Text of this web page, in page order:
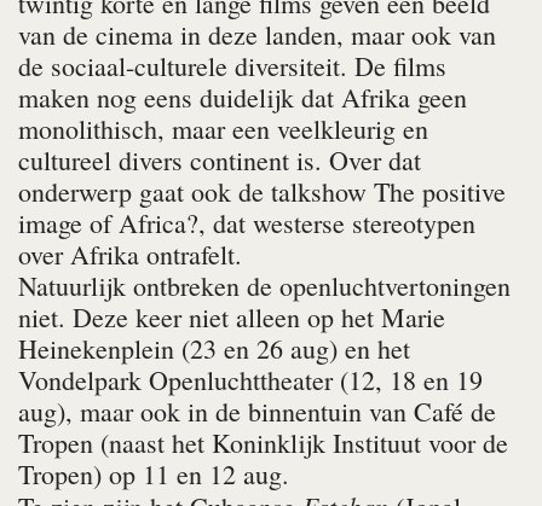
van de cinema in deze landen, maar ook van
de sociaal-culturele diversiteit. De films
maken nog eens duidelijk dat Afrika geen
monolithisch, maar een veelkleurig en
cultureel divers continent is. Over dat
onderwerp gaat ook de talkshow The positive
image of Africa?, dat westerse stereotypen
over Afrika ontrafelt.
Natuurlijk ontbreken de openluchtvertoningen
niet. Deze keer niet alleen op het Marie
Heinekenplein (23 en 26 aug) en het
Vondelpark Openluchttheater (12, 18 en 19
aug), maar ook in de binnentuin van Café de
Tropen (naast het Koninklijk Instituut voor de
Tropen) op 11 en 12 aug.